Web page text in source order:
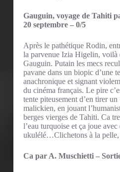
Gauguin, voyage de Tahiti
20 septembre – 0/5
Après le pathétique Rodin,
la parvenue Izia Higelin, voilà
Gauguin. Putain les mecs
pavane dans un biopic d’une
anachronique et signant
du cinéma français. Le pire
tente piteusement d’en tirer
malickien, en jouant
berges vierges de Tahiti. Ca
l’eau turquoise et ça joue
ukulélé…Clichetons à la pelle,
Ca par A. Muschietti –